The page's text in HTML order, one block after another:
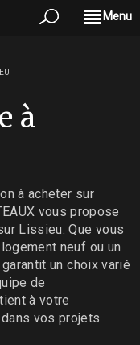
Menu
à
à acheter sur
vous propose
Lissieu. Que vous
neuf ou un
un choix varié
de
à votre
vos projets